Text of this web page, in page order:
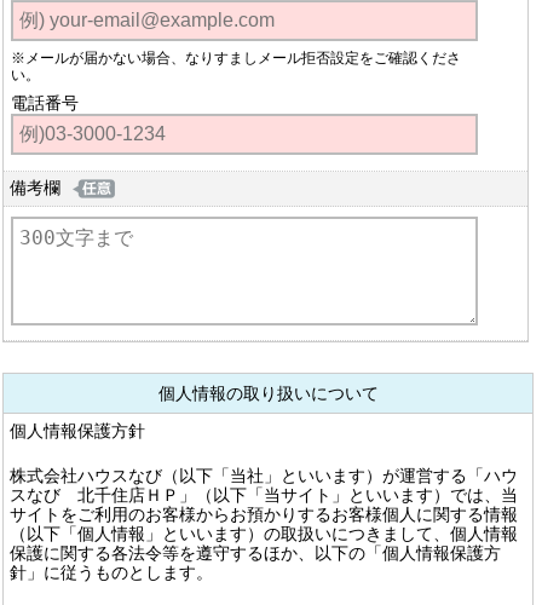
※メールが届かない場合、なりすましメール拒否設定をご確認くださ
い。
電話番号
備考欄
個人情報の取り扱いについて
個人情報保護方針
株式会社ハウスなび（以下「当社」といいます）が運営する「ハウ
スなび 北千住店ＨＰ」（以下「当サイト」といいます）では、当
サイトをご利用のお客様からお預かりするお客様個人に関する情報
（以下「個人情報」といいます）の取扱いにつきまして、個人情報
保護に関する各法令等を遵守するほか、以下の「個人情報保護方
針」に従うものとします。